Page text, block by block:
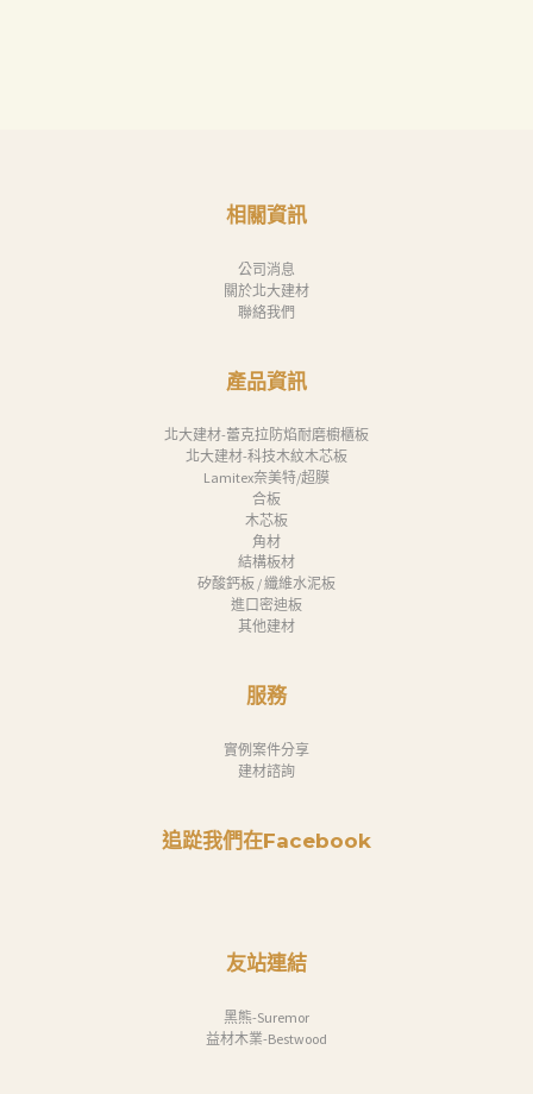
相關資訊
公司消息
關於北大建材
聯絡我們
產品資訊
北大建材-蕾克拉防焰耐磨櫥櫃板
北大建材-科技木紋木芯板
Lamitex奈美特/超膜
合板
木芯板
角材
結構板材
矽酸鈣板 / 纖維水泥板
進口密迪板
其他建材
服務
實例案件分享
建材諮詢
追踨我們在Facebook
友站連結
黑熊-Suremor
益材木業-Bestwood